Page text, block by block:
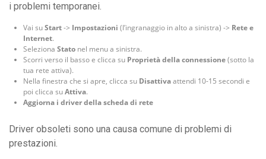
i problemi temporanei.
Vai suStart-> Impostazioni (l’ingranaggio in alto a sinistra) -> Rete e
Internet.
Seleziona Stato nel menu a sinistra.
Scorri verso il basso e clicca su Proprietà della connessione(sotto la
tua rete attiva).
Nella finestra che si apre, clicca su Disattivaattendi 10-15 secondi e
poi clicca suAttiva.
Aggiorna i driver della scheda di rete
Driver obsoleti sono una causa comune di problemi di
prestazioni.